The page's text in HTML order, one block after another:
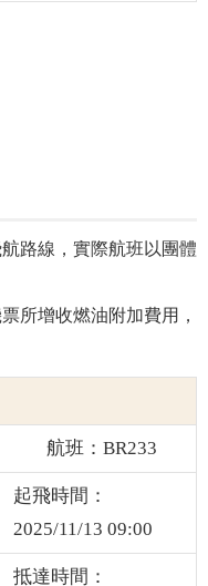
路線，實際航班以團體
所增收燃油附加費用，
BR233
2025/11/13 09:00